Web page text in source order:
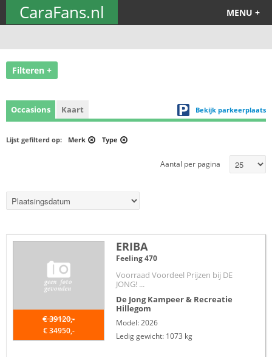
CaraFans.nl MENU +
Filteren +
Bekijk parkeerplaats
Occasions Kaart
Lijst gefilterd op: Merk Type
Aantal per pagina
€ 39120,-
€ 34950,-
ERIBA
Feeling 470
Voorraad Voordeel Prijzen bij DE
JONG! ...
De Jong Kampeer & Recreatie
Hillegom
Model: 2026
Ledig gewicht: 1073 kg